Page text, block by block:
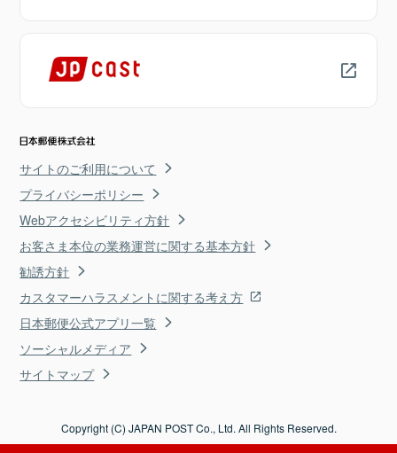
サイトのご利用について
プライバシーポリシー
Webアクセシビリティ方針
お客さま本位の業務運営に関する基本方針
勧誘方針
カスタマーハラスメントに関する考え方
日本郵便公式アプリ一覧
ソーシャルメディア
サイトマップ
Copyright (C) JAPAN POST Co., Ltd. All Rights Reserved.